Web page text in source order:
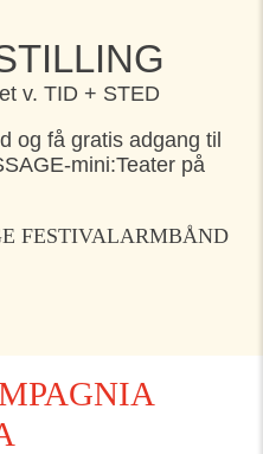
v. TID + STED
og få gratis adgang til
mini:Teater på
FESTIVALARMBÅND